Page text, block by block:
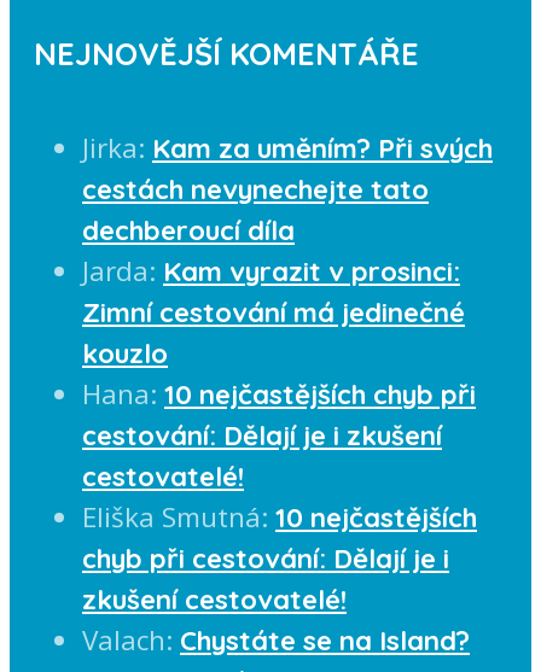
NEJNOVĚJŠÍ KOMENTÁŘE
Jirka: Kam za uměním? Při svých
cestách nevynechejte tato
dechberoucí díla
Jarda: Kam vyrazit v prosinci:
Zimní cestování má jedinečné
kouzlo
Hana: 10 nejčastějších chyb při
cestování: Dělají je i zkušení
cestovatelé!
Eliška Smutná: 10 nejčastějších
chyb při cestování: Dělají je i
zkušení cestovatelé!
Valach: Chystáte se na Island?